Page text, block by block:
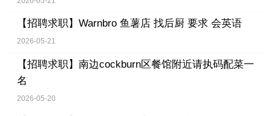
【招聘求职】 Warnbro 鱼薯店 找后厨 要求 会英语
2026-05-21
【招聘求职】 南边cockburn区餐馆附近请执码配菜一
名
2026-05-20